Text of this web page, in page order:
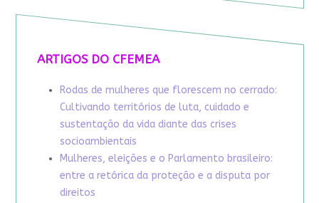
ARTIGOS DO CFEMEA
Rodas de mulheres que florescem no cerrado:
Cultivando territórios de luta, cuidado e
sustentação da vida diante das crises
socioambientais
Mulheres, eleições e o Parlamento brasileiro:
entre a retórica da proteção e a disputa por
direitos